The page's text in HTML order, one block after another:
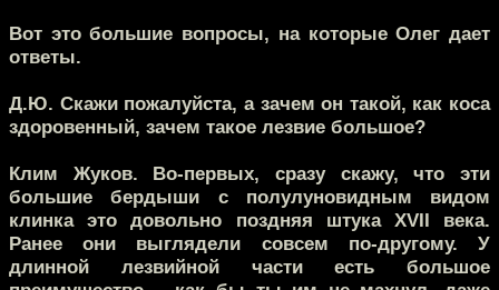
Вот это большие вопросы, на которые Олег дает
ответы.
Д.Ю. Скажи пожалуйста, а зачем он такой, как коса
здоровенный, зачем такое лезвие большое?
Клим Жуков. Во-первых, сразу скажу, что эти
большие бердыши с полулуновидным видом
клинка это довольно поздняя штука XVII века.
Ранее они выглядели совсем по-другому. У
длинной лезвийной части есть большое